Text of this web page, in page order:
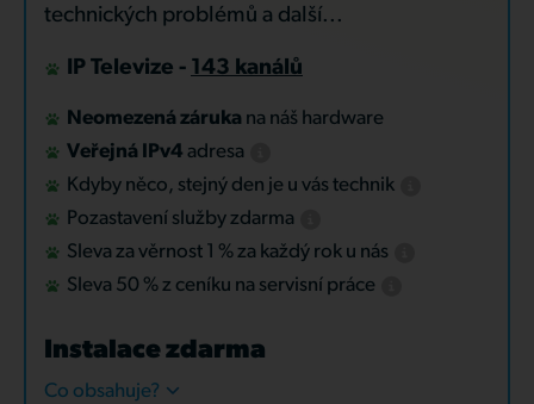
technických problémů a další...
IP Televize - 143 kanálů
Neomezená záruka na náš hardware
Veřejná IPv4 adresa
Kdyby něco, stejný den je u vás technik
Pozastavení služby zdarma
Sleva za věrnost 1 % za každý rok u nás
Sleva 50 % z ceníku na servisní práce
Instalace zdarma
Co obsahuje?